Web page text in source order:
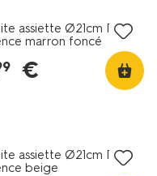
assiette Ø21cm Puur
marron foncé
€
assiette Ø21cm Puur
beige